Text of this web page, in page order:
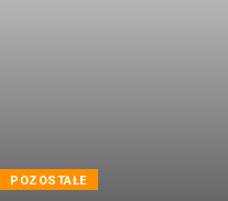
POZOSTAŁE